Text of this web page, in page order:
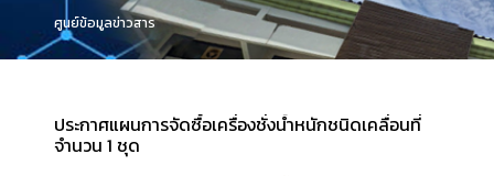
ศูนย์ข้อมูลข่าวสาร
ประกาศแผนการจัดซื้อเครื่องชั่งน้ำหนักชนิดเคลื่อนที่
จำนวน 1 ชุด